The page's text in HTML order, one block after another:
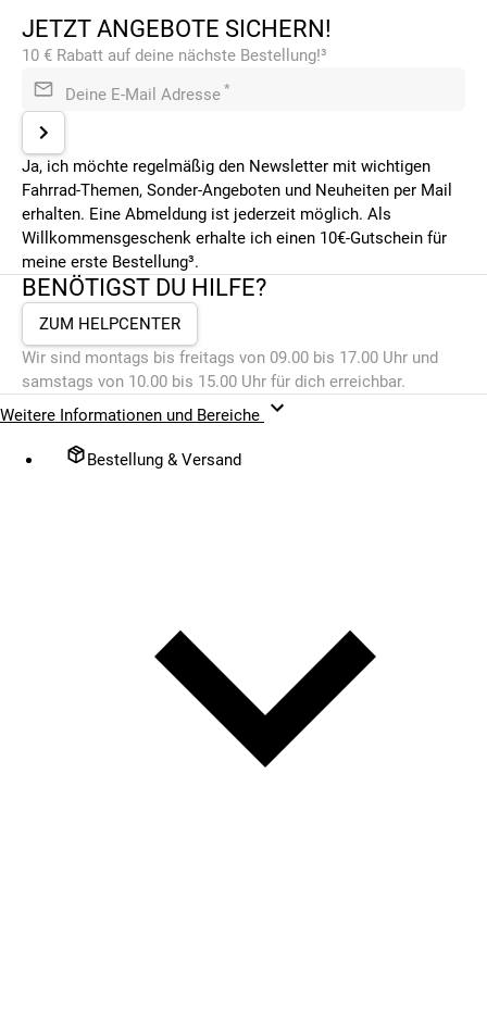
JETZT ANGEBOTE SICHERN!
10 € Rabatt auf deine nächste Bestellung!³
Deine E-Mail Adresse *
Ja, ich möchte regelmäßig den Newsletter mit wichtigen
Fahrrad-Themen, Sonder-Angeboten und Neuheiten per Mail
erhalten. Eine Abmeldung ist jederzeit möglich. Als
Willkommensgeschenk erhalte ich einen 10€-Gutschein für
meine erste Bestellung³.
BENÖTIGST DU HILFE?
ZUM HELPCENTER
Wir sind montags bis freitags von 09.00 bis 17.00 Uhr und
samstags von 10.00 bis 15.00 Uhr für dich erreichbar.
Weitere Informationen und Bereiche
Bestellung & Versand